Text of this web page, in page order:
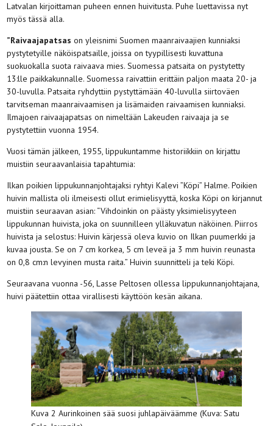
Latvalan kirjoittaman puheen ennen huivitusta. Puhe luettavissa nyt
myös tässä alla.
”Raivaajapatsas on yleisnimi Suomen maanraivaajien kunniaksi
pystytetyille näköispatsaille, joissa on tyypillisesti kuvattuna
suokuokalla suota raivaava mies. Suomessa patsaita on pystytetty
13:lle paikkakunnalle. Suomessa raivattiin erittäin paljon maata 20- ja
30-luvulla. Patsaita ryhdyttiin pystyttämään 40-luvulla siirtoväen
tarvitseman maanraivaamisen ja lisämaiden raivaamisen kunniaksi.
Ilmajoen raivaajapatsas on nimeltään Lakeuden raivaaja ja se
pystytettiin vuonna 1954.
Vuosi tämän jälkeen, 1955, lippukuntamme historiikkiin on kirjattu
muistiin seuraavanlaisia tapahtumia:
Ilkan poikien lippukunnanjohtajaksi ryhtyi Kalevi ”Köpi” Halme. Poikien
huivin mallista oli ilmeisesti ollut erimielisyyttä, koska Köpi on kirjannut
muistiin seuraavan asian: “Vihdoinkin on päästy yksimielisyyteen
lippukunnan huivista, joka on suunnilleen ylläkuvatun näköinen. Piirros
huivista ja selostus: Huivin kärjessä oleva kuvio on Ilkan puumerkki ja
kuvaa jousta. Se on 7 cm korkea, 5 cm leveä ja 3 mm huivin reunasta
on 0,8 cm:n levyinen musta raita.” Huivin suunnitteli ja teki Köpi.
Seuraavana vuonna -56, Lasse Peltosen ollessa lippukunnanjohtajana,
huivi päätettiin ottaa virallisesti käyttöön kesän aikana.
Kuva 2 Aurinkoinen sää suosi juhlapäiväämme (Kuva: Satu